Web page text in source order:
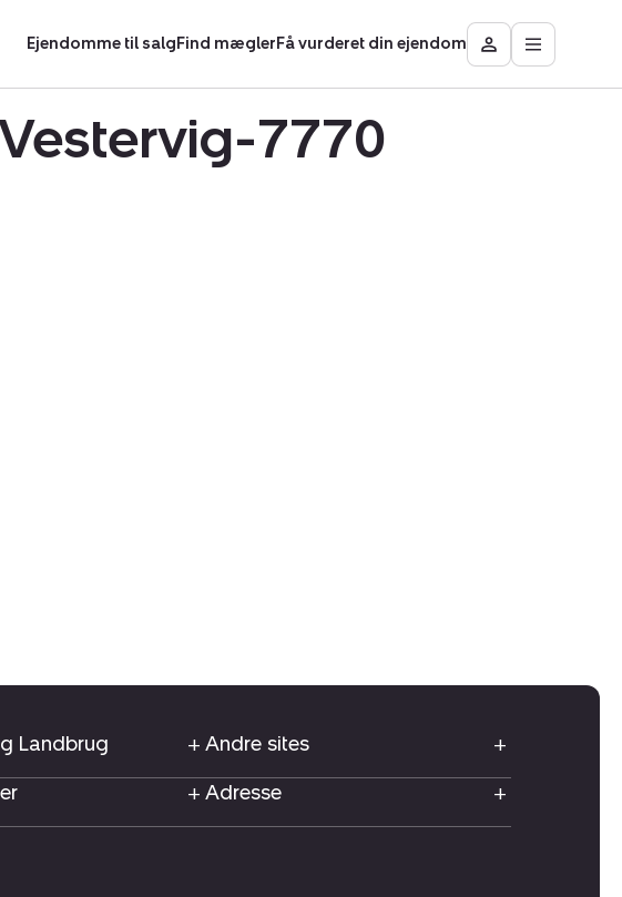
Ejendomme til salgFind mæglerFå vurderet din ejendom
Besøg
Mit
Åbn
7770
Landbrug
Andre sites
Adresse